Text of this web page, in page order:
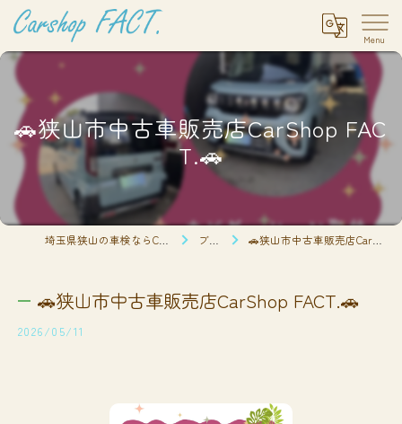
🚗狭山市中古車販売店CarShop FAC
T.🚗
ブログ 🚗狭山市中古車販売店CarShop FACT.🚗
🚗狭山市中古車販売店CarShop FACT.🚗
2026/05/11